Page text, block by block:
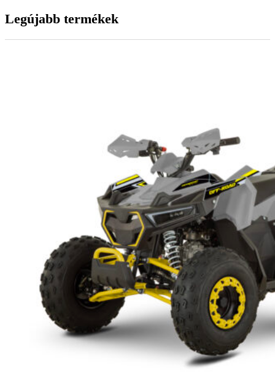
Legújabb termékek